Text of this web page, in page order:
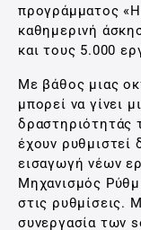
προγράμματος
καθημερινή
και τους 5.000
Με βάθος μιας
μπορεί να γίνει
δραστηριότητάς
έχουν ρυθμιστεί
εισαγωγή νέων
Μηχανισμός
στις ρυθμίσεις.
συνεργασία των